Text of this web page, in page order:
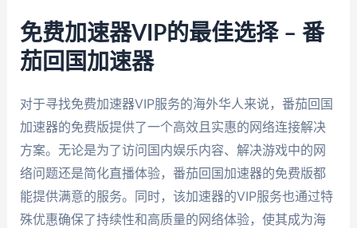
免费加速器VIP的最佳选择 – 番
茄回国加速器
对于寻找免费加速器VIP服务的海外华人来说，番茄回国
加速器的免费版提供了一个高效且实惠的网络连接解决
方案。无论是为了访问国内娱乐内容、解决游戏中的网
络问题还是简化直播体验，番茄回国加速器的免费版都
能提供满意的服务。同时，该加速器的VIP服务也通过特
殊优惠确保了持续性和高质量的网络体验，使其成为海